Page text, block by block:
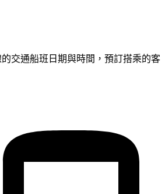
交通船班日期與時間，預訂搭乘的客